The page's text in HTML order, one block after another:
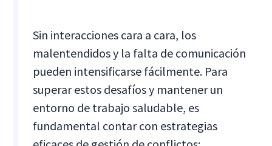
Sin interacciones cara a cara, los
malentendidos y la falta de comunicación
pueden intensificarse fácilmente. Para
superar estos desafíos y mantener un
entorno de trabajo saludable, es
fundamental contar con estrategias